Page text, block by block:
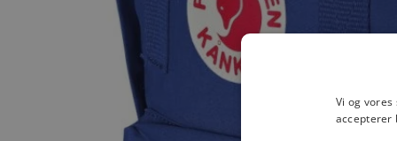
Vi og
accepterer